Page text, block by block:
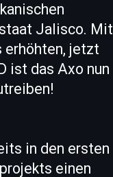
Jalisco. Mit
erhöhten, jetzt
ist das Axo nun
in den ersten
einen